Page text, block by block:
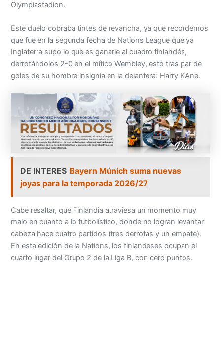
Olympiastadion.
Este duelo cobraba tintes de revancha, ya que recordemos
que fue en la segunda fecha de Nations League que ya
Inglaterra supo lo que es ganarle al cuadro finlandés,
derrotándolos 2-0 en el mítico Wembley, esto tras par de
goles de su hombre insignia en la delantera: Harry KAne.
DE INTERES Bayern Múnich suma nuevas
joyas para la temporada 2026/27
Cabe resaltar, que Finlandia atraviesa un momento muy
malo en cuanto a lo futbolístico, donde no logran levantar
cabeza hace cuatro partidos (tres derrotas y un empate).
En esta edición de la Nations, los finlandeses ocupan el
cuarto lugar del Grupo 2 de la Liga B, con cero puntos.